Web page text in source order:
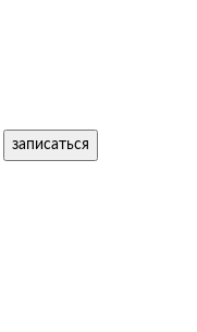
записаться